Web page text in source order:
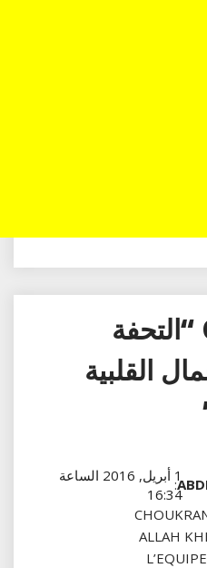
One Reply to “التحفة
القلبية
:
1 أبريل, 2016 الساعة
16:34
ALLAH